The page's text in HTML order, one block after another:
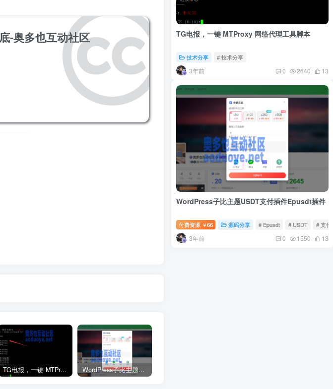
-奥多也互动社区
TG电报，一键 MTProxy 网络代理工具脚本 WordPress子比主题USDT支付插件Epusdt插件
TG电报，一键 MTProxy 网络代理工具脚本
技术分享 # 技术分享
3年前 0 2640 13
WordPress子比主题USDT支付插件Epusdt插件
付费资源 ￥66 源码分享 # Epusdt # USDT # 支付
3年前 0 1550 13